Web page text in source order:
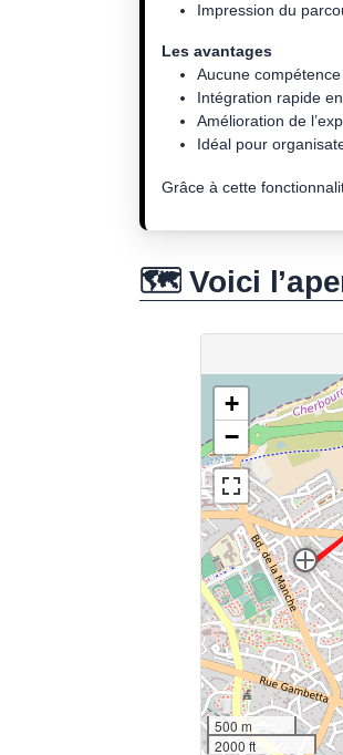
Impression du
Les avantages
Aucune
Intégration rapide
Amélioration de
Idéal pour
Grâce à cette
🗺️ Voici